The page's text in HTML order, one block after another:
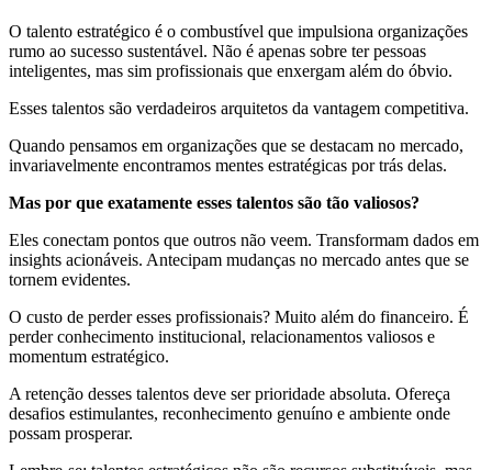
O talento estratégico é o combustível que impulsiona organizações
rumo ao sucesso sustentável. Não é apenas sobre ter pessoas
inteligentes, mas sim profissionais que enxergam além do óbvio.
Esses talentos são verdadeiros arquitetos da vantagem competitiva.
Quando pensamos em organizações que se destacam no mercado,
invariavelmente encontramos mentes estratégicas por trás delas.
Mas por que exatamente esses talentos são tão valiosos?
Eles conectam pontos que outros não veem. Transformam dados em
insights acionáveis. Antecipam mudanças no mercado antes que se
tornem evidentes.
O custo de perder esses profissionais? Muito além do financeiro. É
perder conhecimento institucional, relacionamentos valiosos e
momentum estratégico.
A retenção desses talentos deve ser prioridade absoluta. Ofereça
desafios estimulantes, reconhecimento genuíno e ambiente onde
possam prosperar.